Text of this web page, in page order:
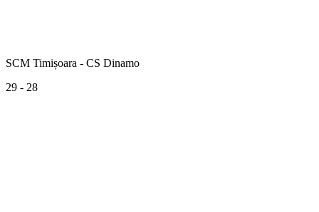
SCM Timișoara - CS Dinamo
29 - 28